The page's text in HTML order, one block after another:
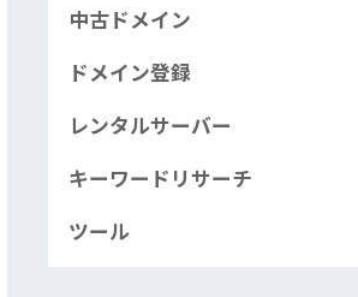
中古ドメイン
ドメイン登録
レンタルサーバー
キーワードリサーチ
ツール